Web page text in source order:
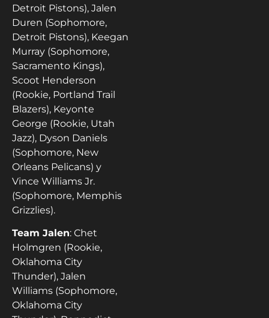
Detroit Pistons), Jalen
Duren (Sophomore,
Detroit Pistons), Keegan
Murray (Sophomore,
Sacramento Kings),
Scoot Henderson
(Rookie, Portland Trail
Blazers), Keyonte
George (Rookie, Utah
Jazz), Dyson Daniels
(Sophomore, New
Orleans Pelicans) y
Vince Williams Jr.
(Sophomore, Memphis
Grizzlies).
Team Jalen: Chet
Holmgren (Rookie,
Oklahoma City
Thunder), Jalen
Williams (Sophomore,
Oklahoma City